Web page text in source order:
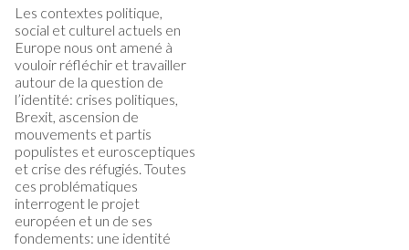
Les contextes politique,
social et culturel actuels en
Europe nous ont amené à
vouloir réfléchir et travailler
autour de la question de
l’identité: crises politiques,
Brexit, ascension de
mouvements et partis
populistes et eurosceptiques
et crise des réfugiés. Toutes
ces problématiques
interrogent le projet
européen et un de ses
fondements: une identité